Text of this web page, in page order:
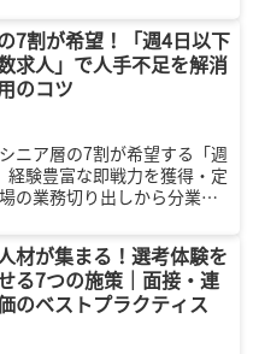
7割が希望！「週4日以下
求人」で人手不足を解消
のコツ
ニア層の7割が希望する「週
験豊富な即戦力を獲得・定
の業務切り出しから分業モ
ご紹介します。
材が集まる！選考体験を
る7つの施策｜面接・連
のベストプラクティス